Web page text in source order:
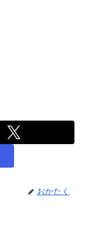
おかたく